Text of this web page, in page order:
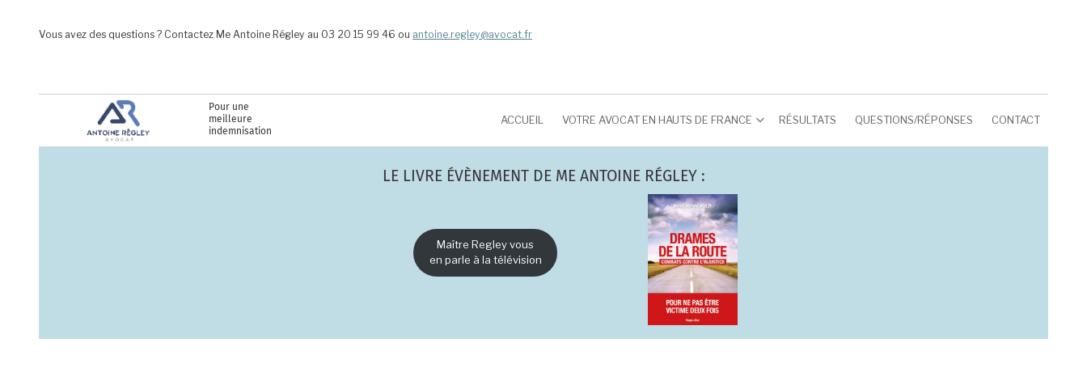
Vous avez des questions ? Contactez Me Antoine Régley au 03 20 15 99 46 ou antoine.regley@avocat.fr
Pour une
meilleure
indemnisation
ACCUEIL VOTRE AVOCAT EN HAUTS DE FRANCE RÉSULTATS QUESTIONS/RÉPONSES CONTACT
LE LIVRE ÉVÈNEMENT DE ME ANTOINE RÉGLEY :
Maître Regley vous
en parle à la télévision